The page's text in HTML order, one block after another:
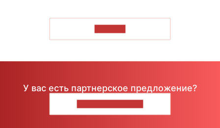
У вас есть партнерское предложение?